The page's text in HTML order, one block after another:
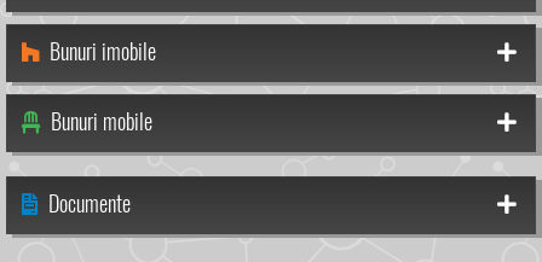
Bunuri imobile
Bunuri mobile
Documente